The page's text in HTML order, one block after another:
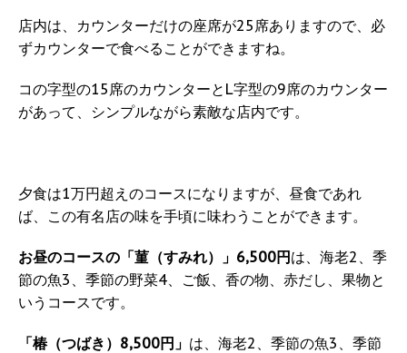
店内は、カウンターだけの座席が25席ありますので、必
ずカウンターで食べることができますね。
コの字型の15席のカウンターとL字型の9席のカウンター
があって、シンプルながら素敵な店内です。
夕食は1万円超えのコースになりますが、昼食であれ
ば、この有名店の味を手頃に味わうことができます。
お昼のコースの「菫（すみれ）」6,500円は、海老2、季
節の魚3、季節の野菜4、ご飯、香の物、赤だし、果物と
いうコースです。
「椿（つばき）8,500円」 は、海老2、季節の魚3、季節